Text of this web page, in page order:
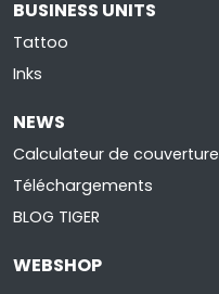
BUSINESS UNITS
Tattoo
Inks
NEWS
Calculateur de couverture
Téléchargements
BLOG TIGER
WEBSHOP